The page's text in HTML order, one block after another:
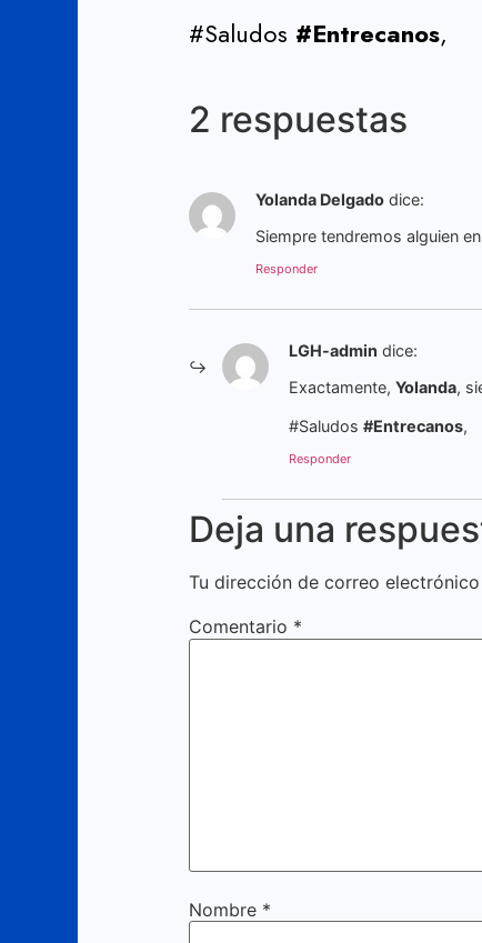
#Saludos #Entrecanos,
2 respuestas
Yolanda Delgado dice:
Siempre tendremos alguien
Responder
LGH-admin dice:
Exactamente, Yolanda,
#Saludos #Entrecanos,
Responder
Deja una
Tu dirección de correo
Comentario *
Nombre *